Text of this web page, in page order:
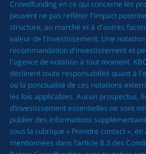
Crowdfunding en ce qui concerne les
peuvent ne pas refléter l'impact
structure, au marché et à d'autres
valeur de l'investissement. Une
recommandation d'investissement et
l'agence de notation à tout moment.
déclinent toute responsabilité quant à
ou la ponctualité de ces notations
les lois applicables. Aucun prospectus,
d’investissement essentielles ne sont
publier des informations
sous la rubrique « Prendre contact »,
mentionnées dans l’article 8.3 des